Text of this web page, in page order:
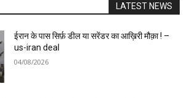
LATEST NEWS
ईरान के पास सिर्फ़ डील या सरेंडर का आख़िरी मौक़ा ! –
us-iran deal
04/08/2026